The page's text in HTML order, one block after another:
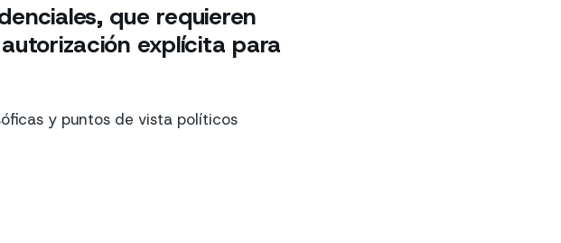
que requieren
explícita para
y puntos de vista políticos